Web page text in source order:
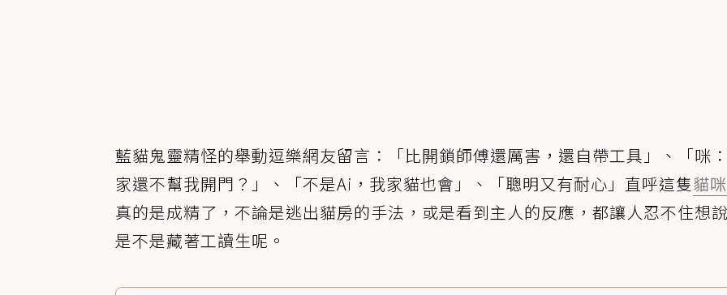
藍貓鬼靈精怪的舉動逗樂網友留言：「比開鎖師傅還厲害，還自帶工具」、「咪
家還不幫我開門？」、「不是Ai，我家貓也會」、「聰明又有耐心」直呼這隻貓咪
真的是成精了，不論是逃出貓房的手法，或是看到主人的反應，都讓人忍不住想
是不是藏著工讀生呢。